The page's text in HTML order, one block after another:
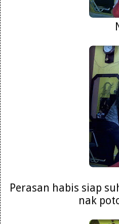
Perasan habis siap
nak